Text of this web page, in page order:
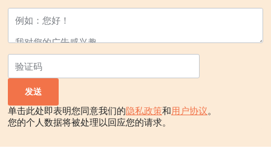
单击此处即表明您同意我们的隐私政策和用户协议。
您的个人数据将被处理以回应您的请求。